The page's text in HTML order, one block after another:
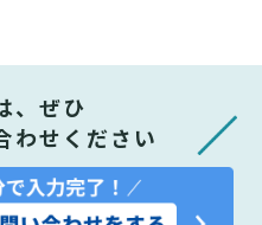
、ぜひ
わせください